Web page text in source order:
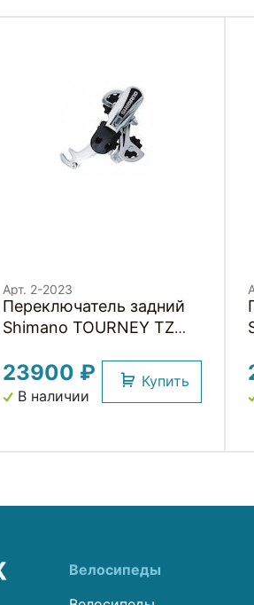
Арт. 2-2023
Переключатель задний
Shimano TOURNEY TZ
23900 ₽
В наличии
Купить
Велосипеды